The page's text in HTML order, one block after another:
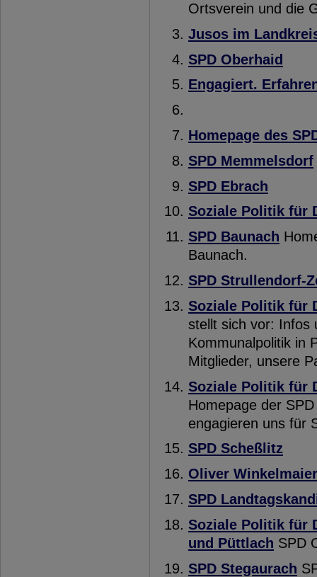
Ortsverein und die
Jusos im
SPD Oberhaid
Engagiert.
Homepage des
SPD Memmelsdorf
SPD Ebrach
Soziale Politik für
SPD Baunach
Baunach.
SPD Strullendorf-
Soziale Politik für
stellt sich vor: Infos
Kommunalpolitik in
Mitglieder, unsere
Soziale Politik für
Homepage der
engagieren uns für
SPD Scheßlitz
Oliver Winkelmaier
SPD
Soziale Politik für
und Püttlach SPD
SPD Stegaurach